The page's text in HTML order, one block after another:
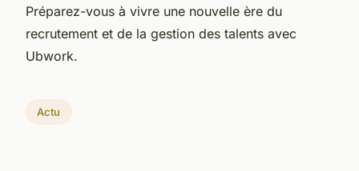
Préparez-vous à vivre une nouvelle ère du
recrutement et de la gestion des talents avec
Ubwork.
Actu